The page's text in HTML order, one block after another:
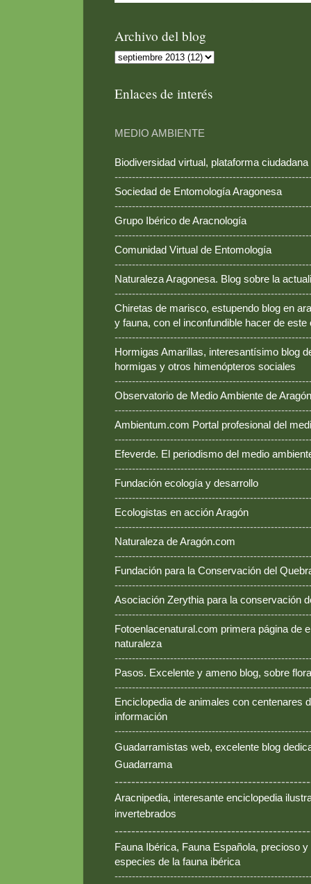
Archivo del blog
Enlaces de interés
MEDIO AMBIENTE
Biodiversidad virtual, plataforma ciudadana
Sociedad de Entomología Aragonesa
Grupo Ibérico de Aracnología
Comunidad Virtual de Entomología
Naturaleza Aragonesa. Blog sobre la
Chiretas de marisco, estupendo blog en
y fauna, con el inconfundible hacer de este
Hormigas Amarillas, interesantísimo blog
hormigas y otros himenópteros sociales
Observatorio de Medio Ambiente de Aragón
Ambientum.com Portal profesional del
Efeverde. El periodismo del medio
Fundación ecología y desarrollo
Ecologistas en acción Aragón
Naturaleza de Aragón.com
Fundación para la Conservación del
Asociación Zerythia para la conservación
Fotoenlacenatural.com primera página de
naturaleza
Pasos. Excelente y ameno blog, sobre
Enciclopedia de animales con centenares
información
Guadarramistas web, excelente blog
Guadarrama
Aracnipedia, interesante enciclopedia
invertebrados
Fauna Ibérica, Fauna Española, precioso
especies de la fauna ibérica